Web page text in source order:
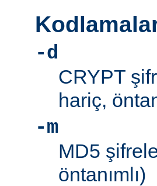
-d
CRYPT
hariç,
-m
MD5
öntanımlı)